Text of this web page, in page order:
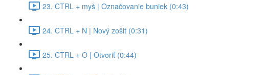
23. CTRL + myš | Označovanie buniek (0:43)
24. CTRL + N | Nový zošit (0:31)
25. CTRL + O | Otvoriť (0:44)